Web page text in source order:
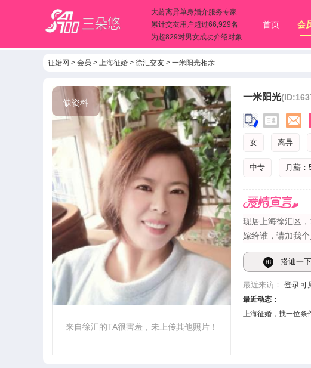
大龄离异单身婚介服务专家
累计交友用户超过66,929名
为超829对男女成功介绍对象
首页 会
征婚网 > 会员 > 上海征婚 > 徐汇交友 > 一米阳光相亲
缺资料
来自徐汇的TA很害羞，未上传其他照片！
一米阳光
女 离异
中专 月薪
现居上海徐汇区
嫁给谁，请加我
搭讪一下
最近来访： 登录可
最近动态：
上海征婚，找一位